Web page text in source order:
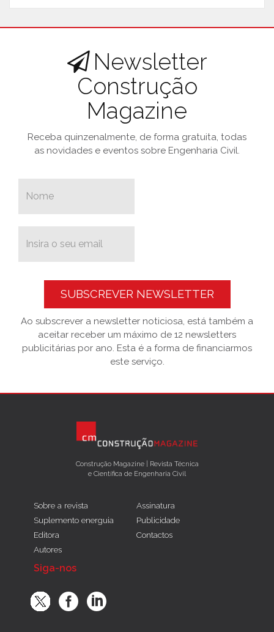
Newsletter
Construção
Magazine
Receba quinzenalmente, de forma gratuita, todas
as novidades e eventos sobre Engenharia Civil.
SUBSCREVER NEWSLETTER
Ao subscrever a newsletter noticiosa, está também a
aceitar receber um máximo de 12 newsletters
publicitárias por ano. Esta é a forma de financiarmos
este serviço.
Construção Magazine | Revista Técnica
e Científica de Engenharia Civil
Sobre a revista
Suplemento energuia
Editora
Autores
Assinatura
Publicidade
Contactos
Siga-nos